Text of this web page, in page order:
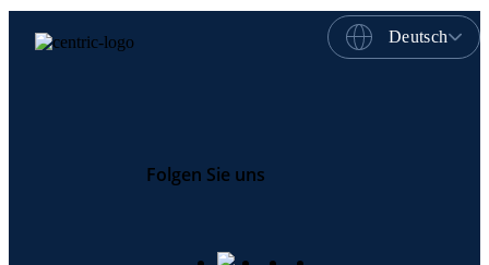
Deutsch
Folgen Sie uns